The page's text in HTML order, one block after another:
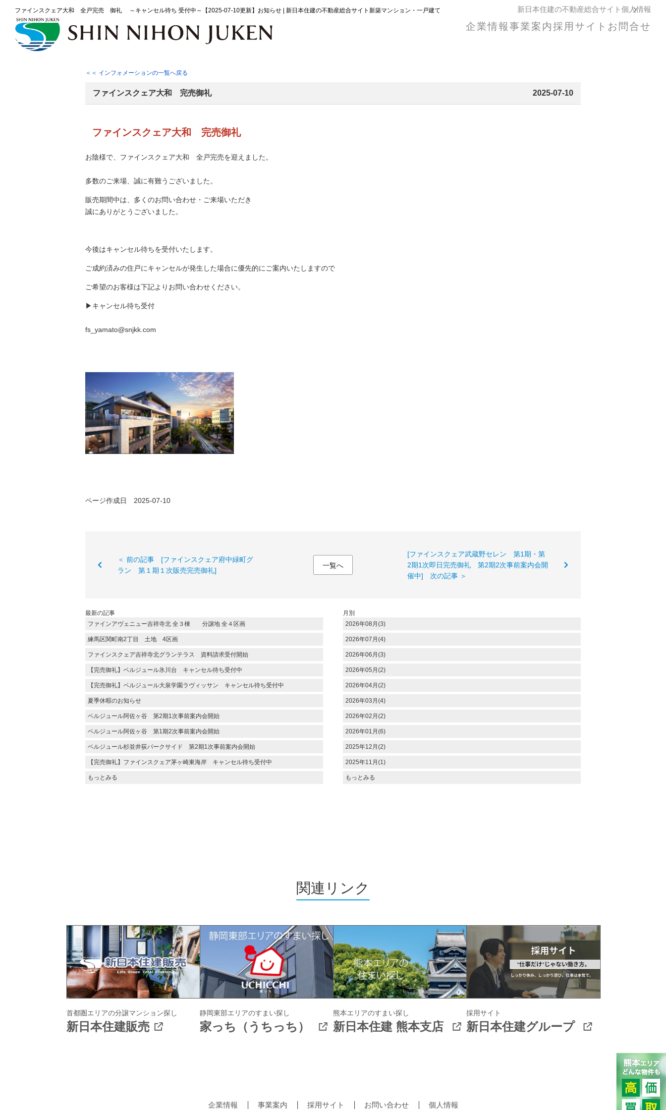
ファインスクェア大和 全戸完売 御礼 ～キャンセル待ち 受付中～【2025-07-10更新】お知らせ | 新日本住建の不動産総合サイト新築マンション・一戸建て 新日本住建の不動産総合サイト 個人情報
企業情報事業案内採用サイト お問合せ
＜＜ インフォメーションの一覧へ戻る
ファインスクェア大和 完売御礼 2025-07-10
ファインスクェア大和 完売御礼
お陰様で、ファインスクェア大和 全戸完売を迎えました。
多数のご来場、誠に有難うございました。
販売期間中は、多くのお問い合わせ・ご来場いただき
誠にありがとうございました。
今後はキャンセル待ちを受付いたします。
ご成約済みの住戸にキャンセルが発生した場合に優先的にご案内いたしますので
ご希望のお客様は下記よりお問い合わせください。
▶キャンセル待ち受付
fs_yamato@snjkk.com
ページ作成日 2025-07-10
＜ 前の記事 [ファインスクェア府中緑町グ
ラン 第１期１次販売完売御礼]
一覧へ
[ファインスクェア武蔵野セレン 第1期・第
2期1次即日完売御礼 第2期2次事前案内会開
催中] 次の記事 ＞
最新の記事
ファインアヴェニュー吉祥寺北 全３棟 分譲地 全４区画
練馬区関町南2丁目 土地 4区画
ファインスクェア吉祥寺北グランテラス 資料請求受付開始
【完売御礼】ベルジュール氷川台 キャンセル待ち受付中
【完売御礼】ベルジュール大泉学園ラヴィッサン キャンセル待ち受付中
夏季休暇のお知らせ
ベルジュール阿佐ヶ谷 第2期1次事前案内会開始
ベルジュール阿佐ヶ谷 第1期2次事前案内会開始
ベルジュール杉並井荻パークサイド 第2期1次事前案内会開始
【完売御礼】ファインスクェア茅ヶ崎東海岸 キャンセル待ち受付中
もっとみる
月別
2026年08月(3)
2026年07月(4)
2026年06月(3)
2026年05月(2)
2026年04月(2)
2026年03月(4)
2026年02月(2)
2026年01月(6)
2025年12月(2)
2025年11月(1)
もっとみる
関連リンク
首都圏エリアの分譲マンション探し
新日本住建販売
静岡東部エリアのすまい探し
家っち（うちっち）
熊本エリアのすまい探し
新日本住建 熊本支店
採用サイト
新日本住建グループ
企業情報 事業案内 採用サイト お問い合わせ 個人情報